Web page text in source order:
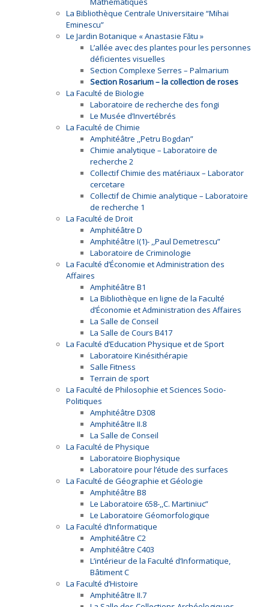
La Bibliothèque Centrale Universitaire “Mihai
Eminescu”
Le Jardin Botanique « Anastasie Fătu »
L’allée avec des plantes pour les personnes
déficientes visuelles
Section Complexe Serres – Palmarium
Section Rosarium – la collection de roses
La Faculté de Biologie
Laboratoire de recherche des fongi
Le Musée d’Invertébrés
La Faculté de Chimie
Amphitéâtre ,,Petru Bogdan”
Chimie analytique – Laboratoire de
recherche 2
Collectif Chimie des matériaux – Laborator
cercetare
Collectif de Chimie analytique – Laboratoire
de recherche 1
La Faculté de Droit
Amphitéâtre D
Amphitéâtre I(1)- ,,Paul Demetrescu”
Laboratoire de Criminologie
La Faculté d’Économie et Administration des
Affaires
Amphitéâtre B1
La Bibliothèque en ligne de la Faculté
d’Économie et Administration des Affaires
La Salle de Conseil
La Salle de Cours B417
La Faculté d’Education Physique et de Sport
Laboratoire Kinésithérapie
Salle Fitness
Terrain de sport
La Faculté de Philosophie et Sciences Socio-
Politiques
Amphitéâtre D308
Amphitéâtre II.8
La Salle de Conseil
La Faculté de Physique
Laboratoire Biophysique
Laboratoire pour l’étude des surfaces
La Faculté de Géographie et Géologie
Amphitéâtre B8
Le Laboratoire 658-,,C. Martiniuc”
Le Laboratoire Géomorfologique
La Faculté d’Informatique
Amphitéâtre C2
Amphitéâtre C403
L’intérieur de la Faculté d’Informatique,
Bâtiment C
La Faculté d’Histoire
Amphitéâtre II.7